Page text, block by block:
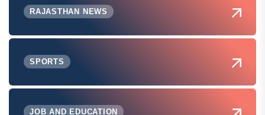
RAJASTHAN NEWS
SPORTS
JOB AND EDUCATION